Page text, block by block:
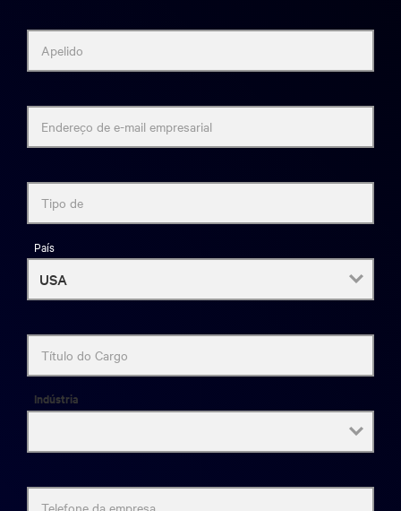
Apelido
Endereço de e-mail empresarial
Tipo de
País
Título do Cargo
Indústria
Telefone da empresa